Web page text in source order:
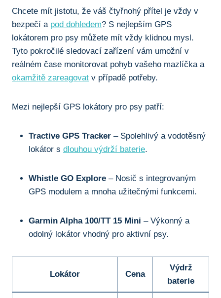
Chcete mít jistotu, že váš čtyřnohý přítel je vždy v
bezpečí a pod dohledem? S nejlepším GPS
lokátorem pro psy můžete mít vždy klidnou mysl.
Tyto pokročilé sledovací zařízení vám umožní v
reálném čase monitorovat pohyb vašeho mazlíčka a
okamžitě zareagovat v případě potřeby.
Mezi nejlepší GPS lokátory pro psy patří:
Tractive GPS Tracker – Spolehlivý a vodotěsný
lokátor s dlouhou výdrží baterie.
Whistle GO Explore – Nosič s integrovaným
GPS modulem a mnoha užitečnými funkcemi.
Garmin Alpha 100/TT 15 Mini – Výkonný a
odolný lokátor vhodný pro aktivní psy.
Lokátor Cena
Výdrž
baterie